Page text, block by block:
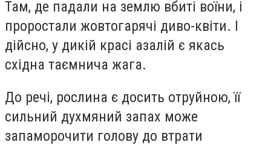
Там, де падали на землю вбиті воїни, і
проростали жовтогарячі диво-квіти. І
дійсно, у дикій красі азалій є якась
східна таємнича жага.
До речі, рослина є досить отруйною, її
сильний духмяний запах може
запаморочити голову до втрати